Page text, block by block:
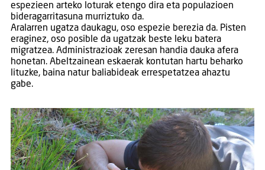
espezieen arteko loturak etengo dira eta populazioen
bideragarritasuna murriztuko da.
Aralarren ugatza daukagu, oso espezie berezia da. Pisten
eraginez, oso posible da ugatzak beste leku batera
migratzea. Administrazioak zeresan handia dauka afera
honetan. Abeltzainean eskaerak kontutan hartu beharko
lituzke, baina natur baliabideak errespetatzea ahaztu
gabe.